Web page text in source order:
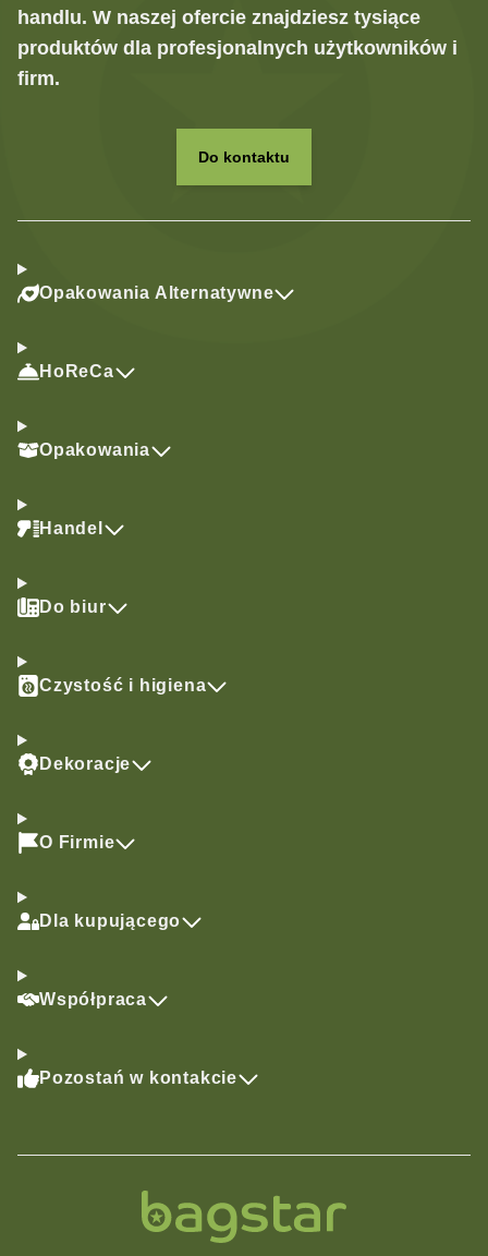
handlu. W naszej ofercie znajdziesz tysiące
produktów dla profesjonalnych użytkowników i
firm.
Do kontaktu
Opakowania Alternatywne
HoReCa
Opakowania
Handel
Do biur
Czystość i higiena
Dekoracje
O Firmie
Dla kupującego
Współpraca
Pozostań w kontakcie